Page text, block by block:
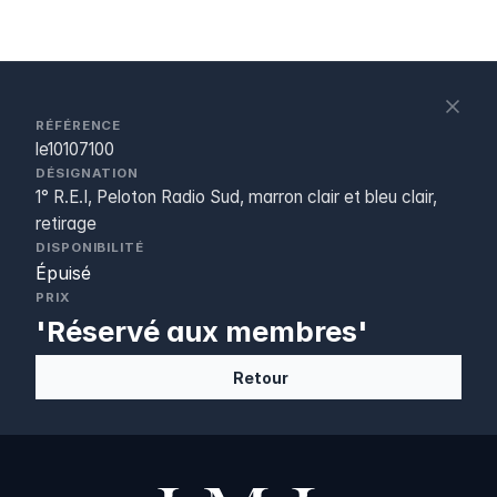
RÉFÉRENCE
le10107100
DÉSIGNATION
1° R.E.I, Peloton Radio Sud, marron clair et bleu clair,
retirage
DISPONIBILITÉ
Épuisé
PRIX
'Réservé aux membres'
Retour